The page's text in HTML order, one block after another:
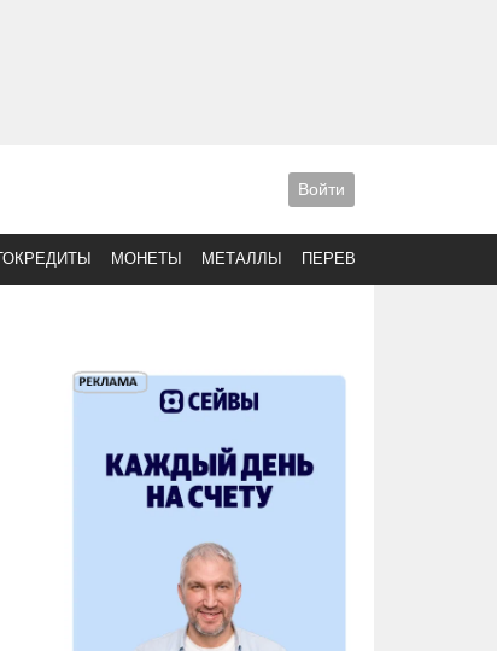
Войти
МОНЕТЫ МЕТАЛЛЫ ПЕРЕВОДЫ